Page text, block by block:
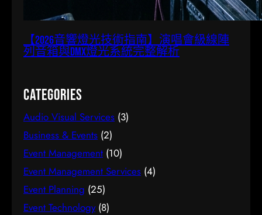
【2026音響燈光技術指南】演唱會級線陣
列音箱與DMX燈光系統完整解析
Categories
Audio Visual Services (3)
Business & Events (2)
Event Management (10)
Event Management Services (4)
Event Planning (25)
Event Technology(8)